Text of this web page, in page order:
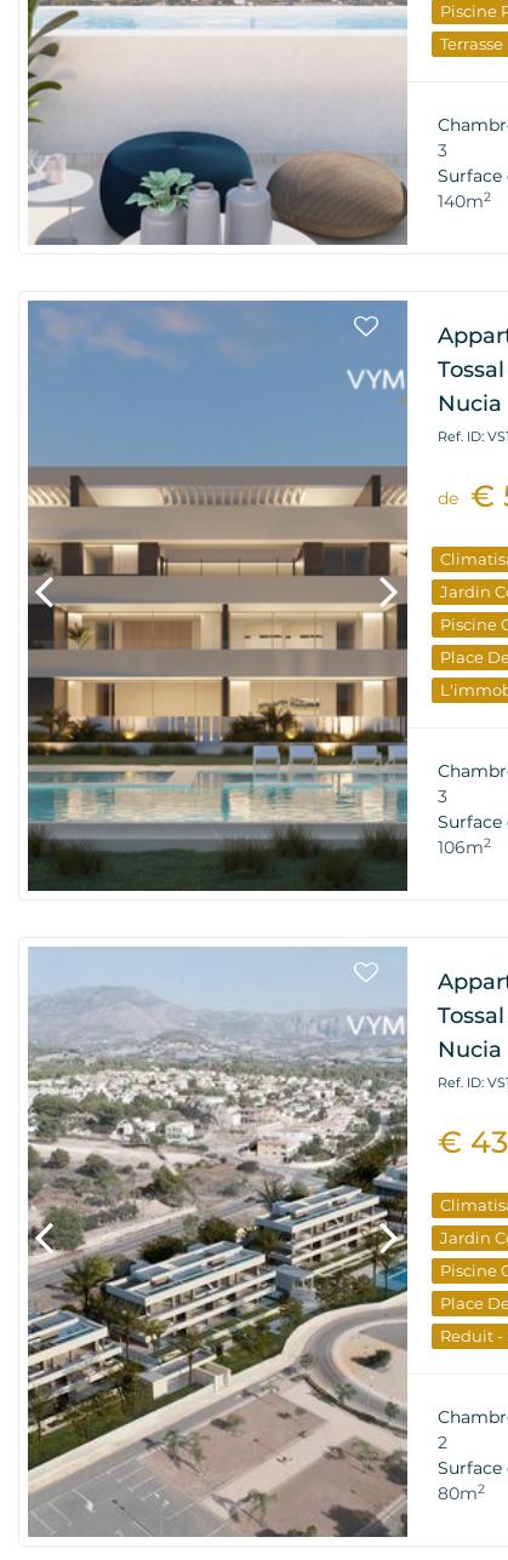
Piscine
Terrasse
3
Surface
140m2
Nucia
Ref. ID:
de €
Jardin
Piscine
Place
3
Surface
106m2
Nucia
Ref. ID:
€
Jardin
Piscine
Place
Reduit -
2
Surface
80m2